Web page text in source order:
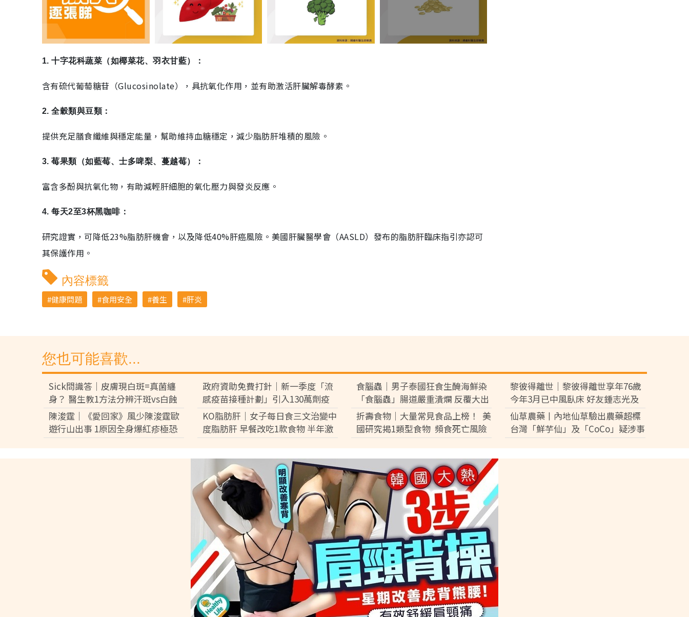
1. 十字花科蔬菜（如椰菜花、羽衣甘藍）：
含有硫代葡萄糖苷（Glucosinolate），具抗氧化作用，並有助激活肝臟解毒酵素。
2. 全穀類與豆類：
提供充足膳食纖維與穩定能量，幫助維持血糖穩定，減少脂肪肝堆積的風險。
3. 莓果類（如藍莓、士多啤梨、蔓越莓）：
富含多酚與抗氧化物，有助減輕肝細胞的氧化壓力與發炎反應。
4. 每天2至3杯黑咖啡：
研究證實，可降低23%脂肪肝機會，以及降低40%肝癌風險。美國肝臟醫學會（AASLD）發布的脂肪肝臨床指引亦認可
其保護作用。
內容標籤
健康問題 食用安全 養生 肝炎
您也可能喜歡...
Sick問識答｜皮膚現白斑=真菌纏
身？ 醫生教1方法分辨汗斑vs白蝕
解析發作成因大不同
政府資助免費打針｜新一季度「流
感疫苗接種計劃」引入130萬劑疫
苗 8類人可優先接種 科興疫苗最快
月底先到港【附4條件免費接種】
食腦蟲｜男子泰國狂食生醃海鮮染
「食腦蟲」腸道嚴重潰爛 反覆大出
血休克險死
黎彼得離世｜黎彼得離世享年76歲
今年3月已中風臥床 好友鍾志光及
盧宛茵透露黎彼得最後時光
陳浚霆｜《愛回家》風少陳浚霆歐
遊行山出事 1原因全身爆紅疹極恐
怖 險「毀容」急回港求醫【附皮膚
KO脂肪肝｜女子每日食三文治變中
度脂肪肝 早餐改吃1款食物 半年激
減15磅逆轉脂肪肝
折壽食物｜大量常見食品上榜！ 美
國研究揭1類型食物 頻食死亡風險
激增17%
仙草農藥丨內地仙草驗出農藥超標
台灣「鮮芋仙」及「CoCo」疑涉事
供應商急澄清：未流入市面